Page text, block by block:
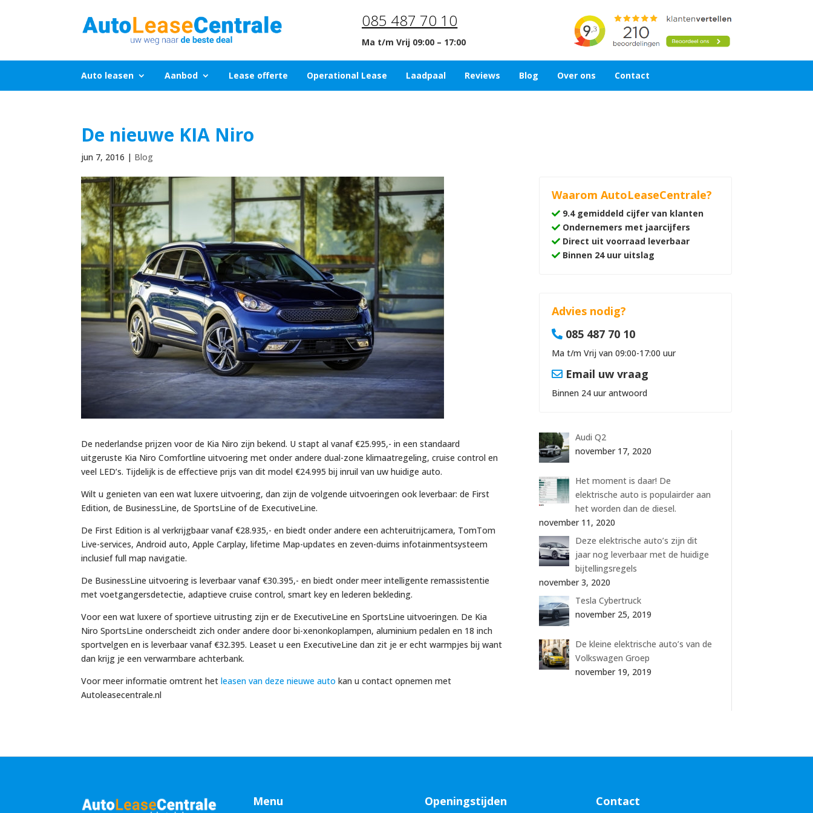
085 487 70 10
Ma t/m Vrij 09:00 – 17:00
Auto leasen Aanbod Lease offerte Operational Lease Laadpaal Reviews Blog Over ons Contact
De nieuwe KIA Niro
jun 7, 2016 | Blog
De nederlandse prijzen voor de Kia Niro zijn bekend. U stapt al vanaf €25.995,- in een standaard
uitgeruste Kia Niro Comfortline uitvoering met onder andere dual-zone klimaatregeling, cruise control en
veel LED’s. Tijdelijk is de effectieve prijs van dit model €24.995 bij inruil van uw huidige auto.
Wilt u genieten van een wat luxere uitvoering, dan zijn de volgende uitvoeringen ook leverbaar: de First
Edition, de BusinessLine, de SportsLine of de ExecutiveLine.
De First Edition is al verkrijgbaar vanaf €28.935,- en biedt onder andere een achteruitrijcamera, TomTom
Live-services, Android auto, Apple Carplay, lifetime Map-updates en zeven-duims infotainmentsysteem
inclusief full map navigatie.
De BusinessLine uitvoering is leverbaar vanaf €30.395,- en biedt onder meer intelligente remassistentie
met voetgangersdetectie, adaptieve cruise control, smart key en lederen bekleding.
Voor een wat luxere of sportieve uitrusting zijn er de ExecutiveLine en SportsLine uitvoeringen. De Kia
Niro SportsLine onderscheidt zich onder andere door bi-xenonkoplampen, aluminium pedalen en 18 inch
sportvelgen en is leverbaar vanaf €32.395. Leaset u een ExecutiveLine dan zit je er echt warmpjes bij want
dan krijg je een verwarmbare achterbank.
Voor meer informatie omtrent hetleasen van deze nieuwe auto kan u contact opnemen met
Autoleasecentrale.nl
Waarom AutoLeaseCentrale?
9.4 gemiddeld cijfer van klanten
Ondernemers met jaarcijfers
Direct uit voorraad leverbaar
Binnen 24 uur uitslag
Advies nodig?
085 487 70 10
Ma t/m Vrij van 09:00-17:00 uur
Email uw vraag
Binnen 24 uur antwoord
Audi Q2
november 17, 2020
Het moment is daar! De
elektrische auto is populairder aan
het worden dan de diesel.
november 11, 2020
Deze elektrische auto’s zijn dit
jaar nog leverbaar met de huidige
bijtellingsregels
november 3, 2020
Tesla Cybertruck
november 25, 2019
De kleine elektrische auto’s van de
Volkswagen Groep
november 19, 2019
Menu Openingstijden Contact